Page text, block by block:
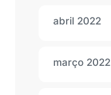
abril 2022
março 2022